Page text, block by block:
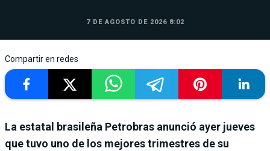
7 DE AGOSTO DE 2026 8:02
Compartir en redes
La estatal brasileña Petrobras anunció ayer jueves
que tuvo uno de los mejores trimestres de su